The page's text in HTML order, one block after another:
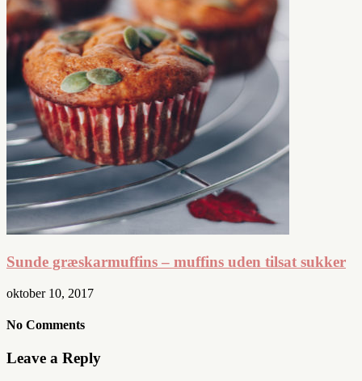
Sunde græskarmuffins – muffins uden tilsat sukker
oktober 10, 2017
No Comments
Leave a Reply